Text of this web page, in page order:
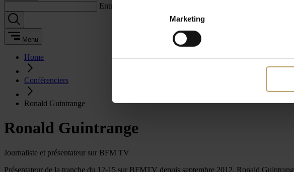
Marketing
Entrez un terme de recherche :
Menu
Home
Conférenciers
Ronald Guintrange
Ronald Guintrange
Journaliste et présentateur sur BFM TV
Présentateur de la tranche du 12-15 sur BFMTV depuis septembre 2012, Ronald